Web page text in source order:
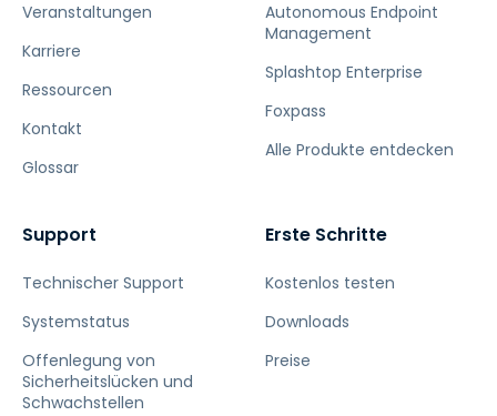
Veranstaltungen
Karriere
Ressourcen
Kontakt
Glossar
Autonomous Endpoint
Management
Splashtop Enterprise
Foxpass
Alle Produkte entdecken
Support
Technischer Support
Systemstatus
Offenlegung von
Sicherheitslücken und
Schwachstellen
Erste Schritte
Kostenlos testen
Downloads
Preise